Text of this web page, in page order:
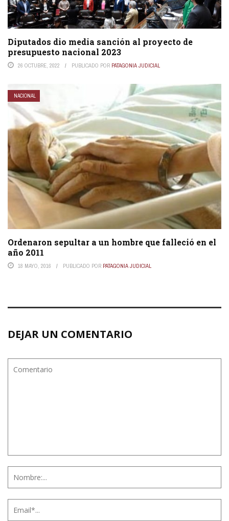
Diputados dio media sanción al proyecto de
presupuesto nacional 2023
26 OCTUBRE, 2022 PUBLICADO POR PATAGONIA JUDICIAL
NACIONAL
Ordenaron sepultar a un hombre que falleció en el
año 2011
18 MAYO, 2016 PUBLICADO POR PATAGONIA JUDICIAL
DEJAR UN COMENTARIO